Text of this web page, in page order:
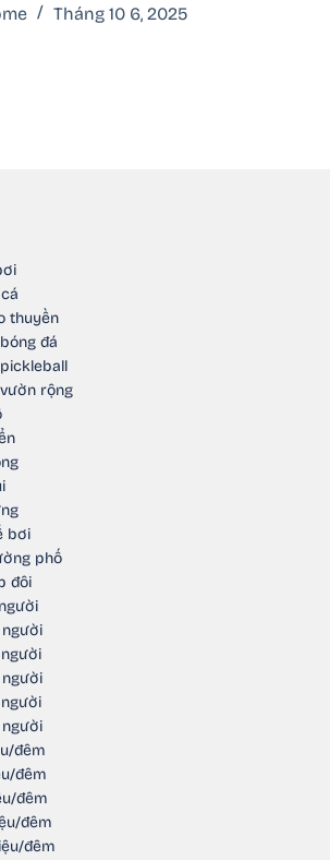
Tháng 10 6, 2025
thuyền
đá
rộng
bơi
phố
đôi
đêm
đêm
đêm
đêm
đêm